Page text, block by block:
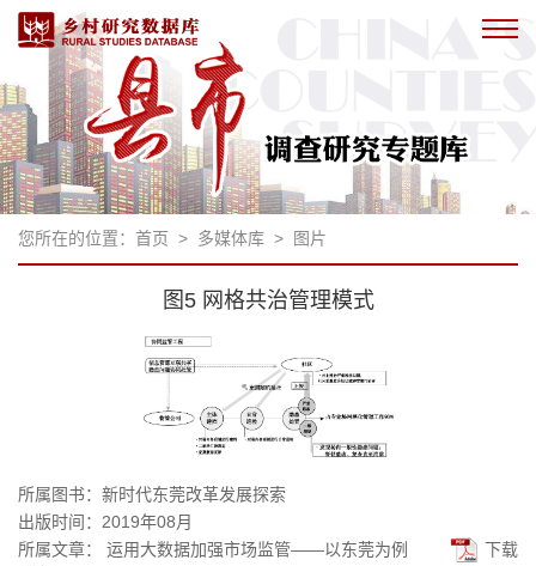
您所在的位置： 首页 > 多媒体库 > 图片
图5 网格共治管理模式
所属图书： 新时代东莞改革发展探索
出版时间：2019年08月
所属文章： 运用大数据加强市场监管——以东莞为例
下载